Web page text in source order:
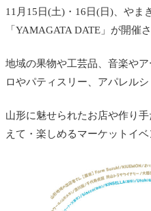
11月15日(土)・16日(日)、やま
「YAMAGATA DATE」が開催
地域の果物や工芸品、音楽や
ロやパティスリー、アパレルシ
山形に魅せられたお店や作り
えて・楽しめるマーケットイベ